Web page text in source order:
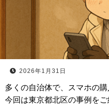
2026年1月31日
多くの自治体で、スマホの
今回は東京都北区の事例を